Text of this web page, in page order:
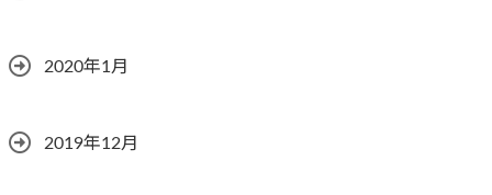
2020年1月
2019年12月